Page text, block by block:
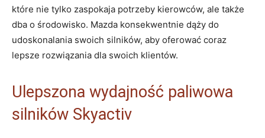
które ‌nie tylko⁢ zaspokaja potrzeby kierowców, ‌ale‌ także
dba‌ o środowisko. Mazda konsekwentnie dąży do​
udoskonalania⁣ swoich silników, aby oferować coraz
⁢lepsze⁣ rozwiązania⁢ dla swoich klientów.
Ulepszona wydajność paliwowa
silników Skyactiv